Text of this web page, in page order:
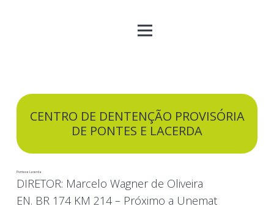
CENTRO DE DENTENÇÃO PROVISÓRIA
DE PONTES E LACERDA
Pontes e Lacerda
DIRETOR: Marcelo Wagner de Oliveira
EN. BR 174 KM 214 – Próximo a Unemat